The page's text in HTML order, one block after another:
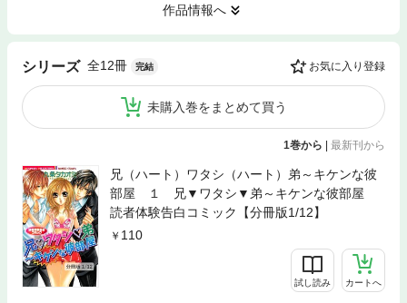
作品情報へ
シリーズ 全12冊 完結 お気に入り登録
未購入巻をまとめて買う
1巻から | 最新刊から
兄（ハート）ワタシ（ハート）弟～キケンな彼
部屋 １ 兄▼ワタシ▼弟～キケンな彼部屋
読者体験告白コミック【分冊版1/12】
110
試し読み カートへ